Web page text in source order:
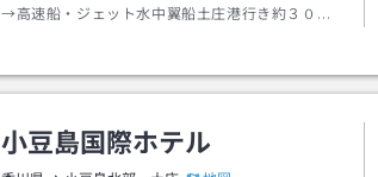
→高速船・ジェット水中翼船土庄港行き約３０分
小豆島国際ホテル